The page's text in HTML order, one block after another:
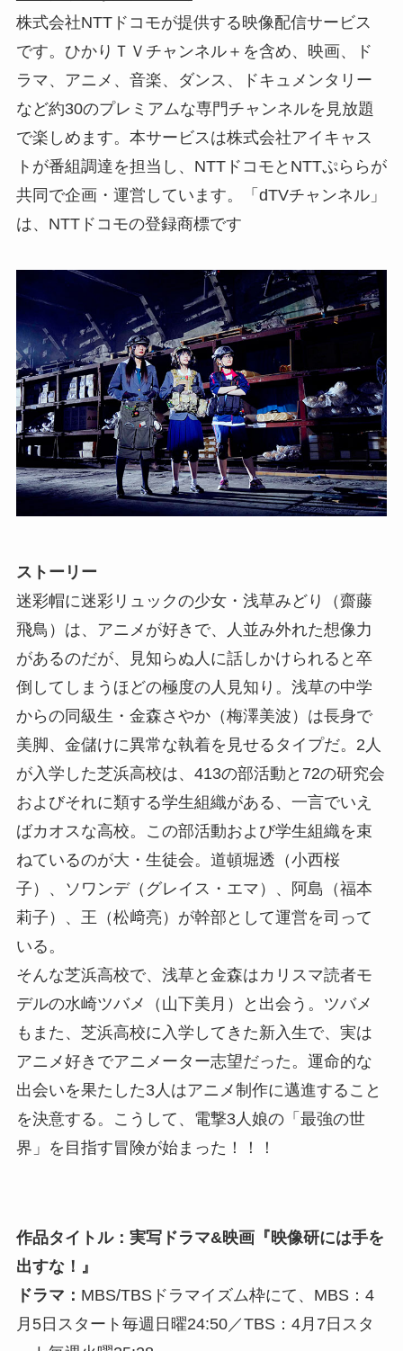
株式会社NTTドコモが提供する映像配信サービス
です。ひかりＴＶチャンネル＋を含め、映画、ド
ラマ、アニメ、音楽、ダンス、ドキュメンタリー
など約30のプレミアムな専門チャンネルを見放題
で楽しめます。本サービスは株式会社アイキャス
トが番組調達を担当し、NTTドコモとNTTぷららが
共同で企画・運営しています。「dTVチャンネル」
は、NTTドコモの登録商標です
ストーリー
迷彩帽に迷彩リュックの少女・浅草みどり（齋藤
飛鳥）は、アニメが好きで、人並み外れた想像力
があるのだが、見知らぬ人に話しかけられると卒
倒してしまうほどの極度の人見知り。浅草の中学
からの同級生・金森さやか（梅澤美波）は長身で
美脚、金儲けに異常な執着を見せるタイプだ。2人
が入学した芝浜高校は、413の部活動と72の研究会
およびそれに類する学生組織がある、一言でいえ
ばカオスな高校。この部活動および学生組織を束
ねているのが大・生徒会。道頓堀透（小西桜
子）、ソワンデ（グレイス・エマ）、阿島（福本
莉子）、王（松﨑亮）が幹部として運営を司って
いる。
そんな芝浜高校で、浅草と金森はカリスマ読者モ
デルの水崎ツバメ（山下美月）と出会う。ツバメ
もまた、芝浜高校に入学してきた新入生で、実は
アニメ好きでアニメーター志望だった。運命的な
出会いを果たした3人はアニメ制作に邁進すること
を決意する。こうして、電撃3人娘の「最強の世
界」を目指す冒険が始まった！！！
作品タイトル：実写ドラマ&映画『映像研には手を
出すな！』
ドラマ： MBS/TBSドラマイズム枠にて、MBS：4
月5日スタート毎週日曜24:50／TBS：4月7日スタ